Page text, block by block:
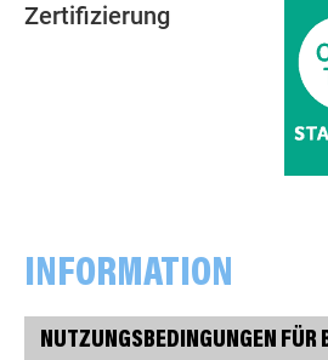
Zertifizierung
INFORMATION
NUTZUNGSBEDINGUNGEN FÜR